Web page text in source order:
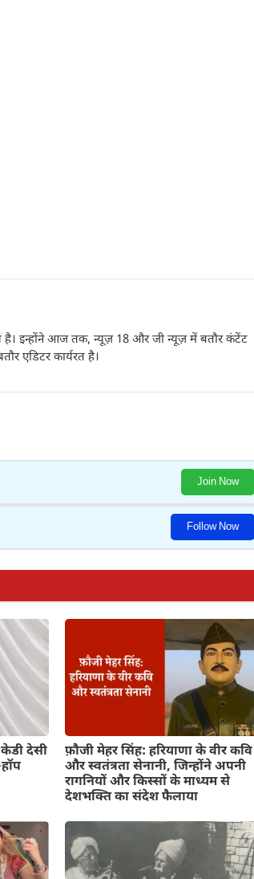
है। इन्होंने आज तक, न्यूज़ 18 और जी न्यूज़ में बतौर कंटेंट
एडिटर कार्यरत है।
Join Now
Follow Now
देसी
फ़ौजी मेहर सिंह: हरियाणा के वीर कवि
और स्वतंत्रता सेनानी, जिन्होंने अपनी
रागनियों और किस्सों के माध्यम से
देशभक्ति का संदेश फैलाया